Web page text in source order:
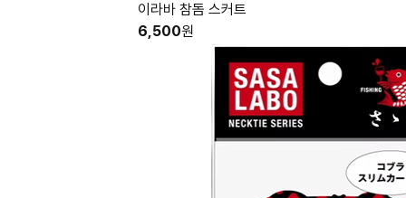
이라바 참돔 스커트
6,500원